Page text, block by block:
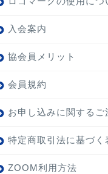
入会案内
協会員メリット
会員規約
お申し込みに関するご
特定商取引法に基づく
ZOOM利用方法